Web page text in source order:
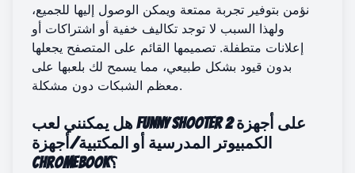
نؤمن بتوفير تجربة ممتعة ويمكن الوصول إليها للجميع،
ولهذا السبب لا توجد تكاليف خفية أو اشتراكات أو
إعلانات متطفلة. تصميمها القائم على المتصفح يجعلها
بدون قيود بشكل طبيعي، مما يسمح لك بلعبها على
معظم الشبكات دون مشكلة.
هل يمكنني لعب Funny Shooter 2 على أجهزة
الكمبيوتر المدرسية أو المكتبية/أجهزة
Chromebook؟